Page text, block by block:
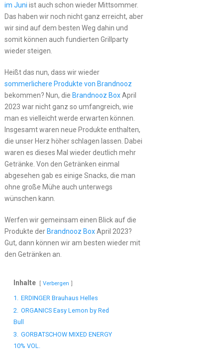
im Juni ist auch schon wieder Mittsommer.
Das haben wir noch nicht ganz erreicht, aber
wir sind auf dem besten Weg dahin und
somit können auch fundierten Grillparty
wieder steigen.
Heißt das nun, dass wir wieder
sommerlichere Produkte von Brandnooz
bekommen? Nun, die Brandnooz BoxApril
2023 war nicht ganz so umfangreich, wie
man es vielleicht werde erwarten können.
Insgesamt waren neue Produkte enthalten,
die unser Herz höher schlagen lassen. Dabei
waren es dieses Mal wieder deutlich mehr
Getränke. Von den Getränken einmal
abgesehen gab es einige Snacks, die man
ohne große Mühe auch unterwegs
wünschen kann.
Werfen wir gemeinsam einen Blick auf die
Produkte derBrandnooz BoxApril 2023?
Gut, dann können wir am besten wieder mit
den Getränken an.
Inhalte Verbergen
1.
ERDINGER Brauhaus Helles
2. ORGANICS Easy Lemon by Red
Bull
3. GORBATSCHOW MIXED ENERGY
10% VOL.